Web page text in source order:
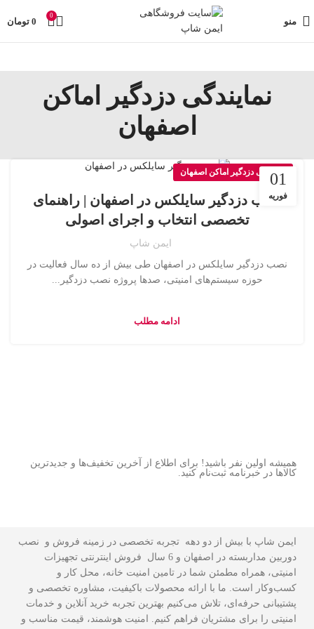
منو
0
0 تومان
نمایندگی دزدگیر اماکن
اصفهان
01
فوریه
نمایندگی دزدگیر اماکن اصفهان
نصب دزدگیر سایلکس در اصفهان | راهنمای
تخصصی انتخاب و اجرای اصولی
ایمن شاپ
نصب دزدگیر سایلکس در اصفهان طی بیش از ده سال فعالیت در
حوزه سیستم‌های امنیتی، صدها پروژه نصب دزدگیر...
ادامه مطلب
همیشه اولین نفر باشید! برای اطلاع از آخرین تخفیف‌ها و جدیدترین
کالاها در خبرنامه ثبت‌نام کنید.
ایمن شاپ با بیش از دو دهه تجربه تخصصی در زمینه فروش و نصب
دوربین مداربسته در اصفهان و 6 سال فروش اینترنتی تجهیزات
امنیتی، همراه مطمئن شما در تامین امنیت خانه، محل کار و
کسب‌وکار است. ما با ارائه محصولات باکیفیت، مشاوره تخصصی و
پشتیبانی حرفه‌ای، تلاش می‌کنیم بهترین تجربه خرید آنلاین و خدمات
امنیتی را برای مشتریان فراهم کنیم. امنیت هوشمند، قیمت مناسب و
راحت خرید کنید در صورت مشکل حتما با پشتیبانی فروشگاه